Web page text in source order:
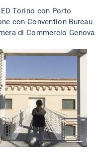
Torino con Porto
con Convention Bureau
di Commercio Genova